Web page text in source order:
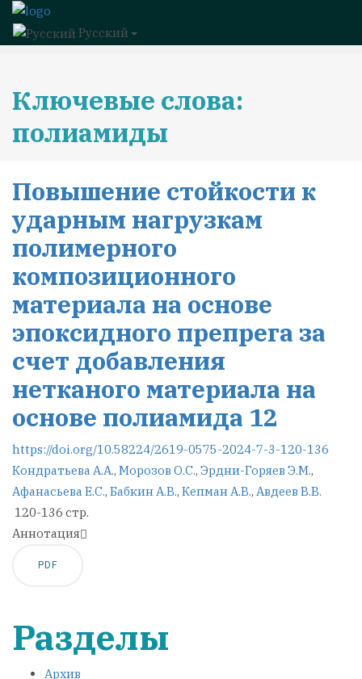
Русский
Ключевые слова:
полиамиды
Повышение стойкости к
ударным нагрузкам
полимерного
композиционного
материала на основе
эпоксидного препрега за
счет добавления
нетканого материала на
основе полиамида 12
https://doi.org/10.58224/2619-0575-2024-7-3-120-136
Кондратьева А.А., Морозов О.С., Эрдни-Горяев Э.М.,
Афанасьева Е.С., Бабкин А.В., Кепман А.В., Авдеев В.В.
120-136 стр.
Аннотация
PDF
Разделы
Архив